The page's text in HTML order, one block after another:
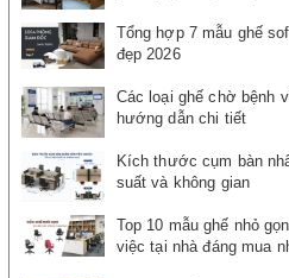
Tổng hợp 7 mẫu ghế
đẹp 2026
Các loại ghế chờ bệnh
hướng dẫn chi tiết
Kích thước cụm bàn
suất và không gian
Top 10 mẫu ghế nhỏ
việc tại nhà đáng mua